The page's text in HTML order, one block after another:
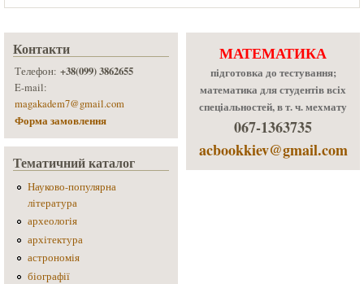
Контакти
Телефон: +38(099) 3862655
E-mail:
magakadem7@gmail.com
Форма замовлення
Тематичний каталог
Науково-популярна
література
археологія
архітектура
астрономія
біографії
МАТЕМАТИКА
підготовка до тестування;
математика для студентів всіх
спеціальностей, в т. ч. мехмату
067-1363735
acbookkiev@gmail.com